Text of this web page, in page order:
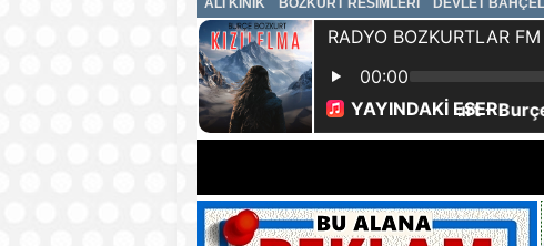
ALİ KINIK BOZKURT RESİMLERİ DEVLET BAHÇELİ